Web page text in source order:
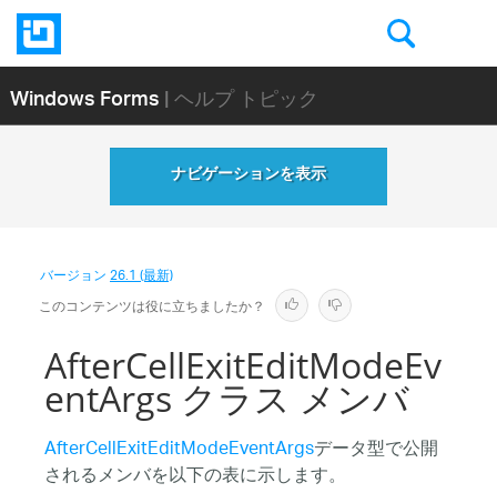
Windows Forms| ヘルプ トピック
ナビゲーションを表示
バージョン26.1 (最新)
このコンテンツは役に立ちましたか？
AfterCellExitEditModeEv
entArgs クラス メンバ
AfterCellExitEditModeEventArgsデータ型で公開
されるメンバを以下の表に示します。